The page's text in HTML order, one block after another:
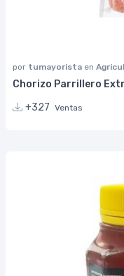
por tumayorista en
Chorizo Parrillero
+327 Ventas